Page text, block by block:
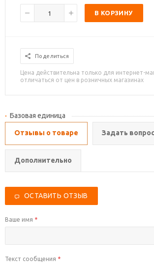
В КОРЗИНУ
Поделиться
Цена действительна только для интернет-
отличаться от цен в розничных магазинах
Базовая единица
Отзывы о товаре Задать вопрос
Дополнительно
ОСТАВИТЬ ОТЗЫВ
Ваше имя *
Текст сообщения *